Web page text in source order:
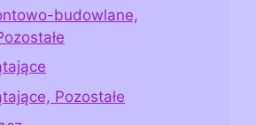
budowlane,
Pozostałe